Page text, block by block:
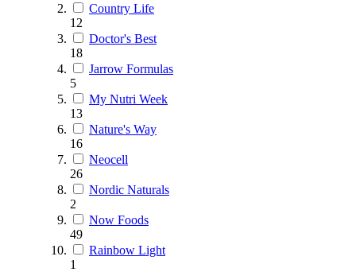
Country Life
12
Doctor's Best
18
Jarrow Formulas
5
My Nutri Week
13
Nature's Way
16
Neocell
26
Nordic Naturals
2
Now Foods
49
Rainbow Light
1